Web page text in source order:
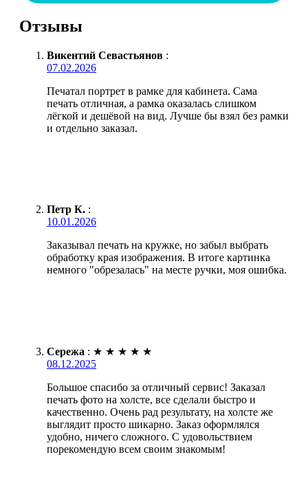
Отзывы
Викентий Севастьянов :
07.02.2026
Печатал портрет в рамке для кабинета. Сама
печать отличная, а рамка оказалась слишком
лёгкой и дешёвой на вид. Лучше бы взял без рамки
и отдельно заказал.
Петр К. :
10.01.2026
Заказывал печать на кружке, но забыл выбрать
обработку края изображения. В итоге картинка
немного "обрезалась" на месте ручки, моя ошибка.
Сережа : ★ ★ ★ ★ ★
08.12.2025
Большое спасибо за отличный сервис! Заказал
печать фото на холсте, все сделали быстро и
качественно. Очень рад результату, на холсте же
выглядит просто шикарно. Заказ оформлялся
удобно, ничего сложного. С удовольствием
порекомендую всем своим знакомым!